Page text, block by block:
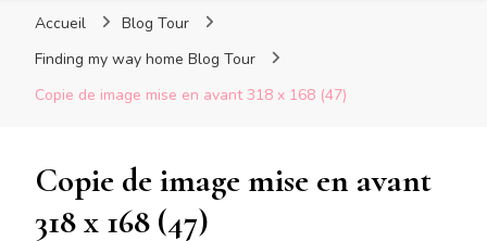
sirène en plastique
Accueil
Blog Tour
Finding my way home Blog Tour
Copie de image mise en avant 318 x 168 (47)
Copie de image mise en avant
318 x 168 (47)